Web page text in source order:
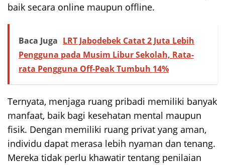
baik secara online maupun offline.
Baca Juga LRT Jabodebek Catat 2 Juta Lebih
Pengguna pada Musim Libur Sekolah, Rata-
rata Pengguna Off-Peak Tumbuh 14%
Ternyata, menjaga ruang pribadi memiliki banyak
manfaat, baik bagi kesehatan mental maupun
fisik. Dengan memiliki ruang privat yang aman,
individu dapat merasa lebih nyaman dan tenang.
Mereka tidak perlu khawatir tentang penilaian